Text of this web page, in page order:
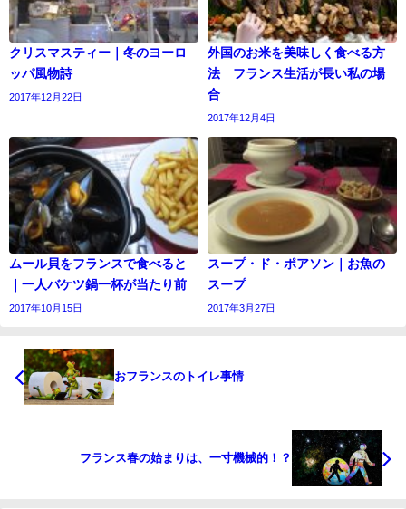
クリスマスティー｜冬のヨーロ
ッパ風物詩
2017年12月22日
外国のお米を美味しく食べる方
法 フランス生活が長い私の場
合
2017年12月4日
ムール貝をフランスで食べると
｜一人バケツ鍋一杯が当たり前
2017年10月15日
スープ・ド・ポアソン｜お魚の
スープ
2017年3月27日
おフランスのトイレ事情
フランス春の始まりは、一寸機械的！？